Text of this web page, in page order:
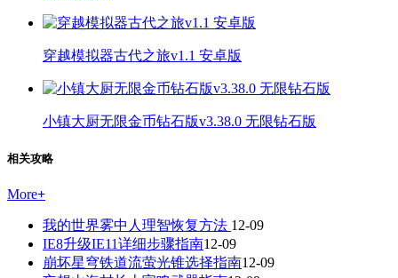
穿越模拟器古代之旅v1.1 安卓版
小镇大厨无限金币钻石版v3.38.0 无限钻石版
相关攻略
More+
我的世界雾中人理智恢复方法 12-09
IE8升级IE11详细步骤指南12-09
崩坏星穹铁道流萤光锥选择指南12-09